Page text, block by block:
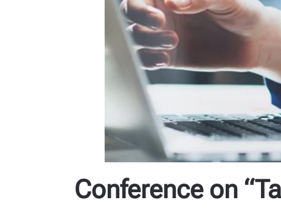
Conference on